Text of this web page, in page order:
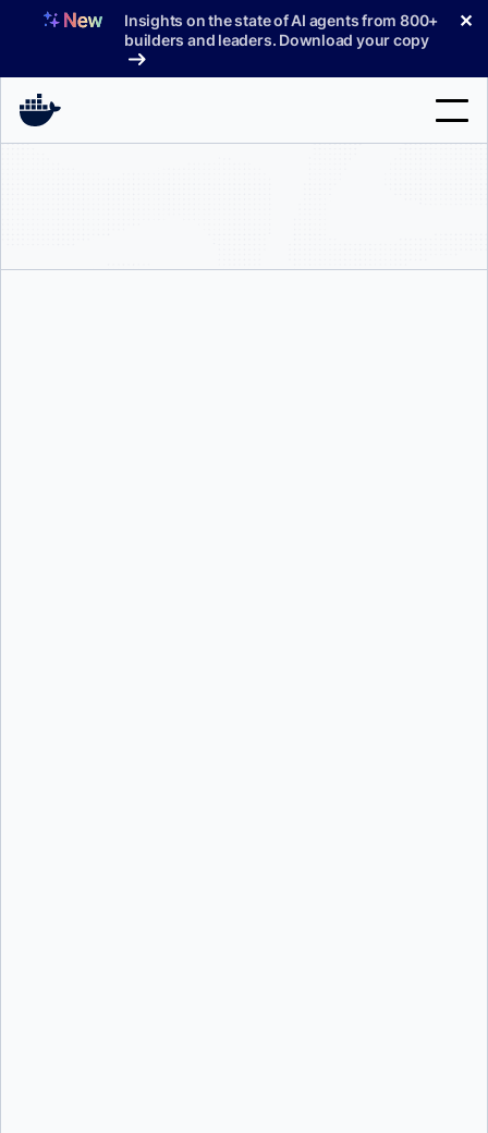
へ
Insights on the state of AI agents from 800+
builders and leaders. Download your copy
✕
サポート